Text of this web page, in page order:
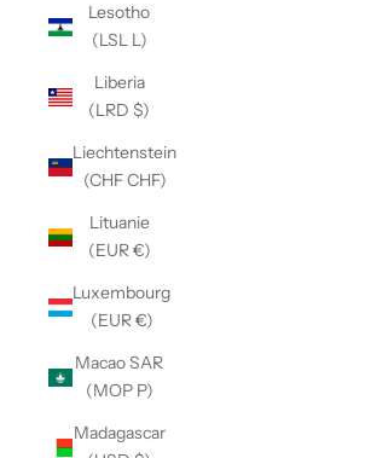
Lesotho
(LSL L)
Liberia
(LRD $)
Liechtenstein
(CHF CHF)
Lituanie
(EUR €)
Luxembourg
(EUR €)
Macao SAR
(MOP P)
Madagascar